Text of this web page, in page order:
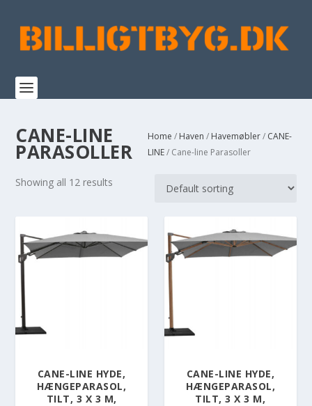
CANE-LINE
PARASOLLER
Home / Haven / Havemøbler/ CANE-
LINE/ Cane-line Parasoller
Showing all 12 results
CANE-LINE HYDE,
HÆNGEPARASOL,
TILT, 3 X 3 M,
CANE-LINE HYDE,
HÆNGEPARASOL,
TILT, 3 X 3 M,